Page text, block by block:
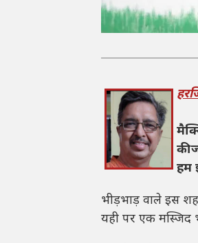
की
हम
भीड़भाड़ वाले इस
यही पर एक